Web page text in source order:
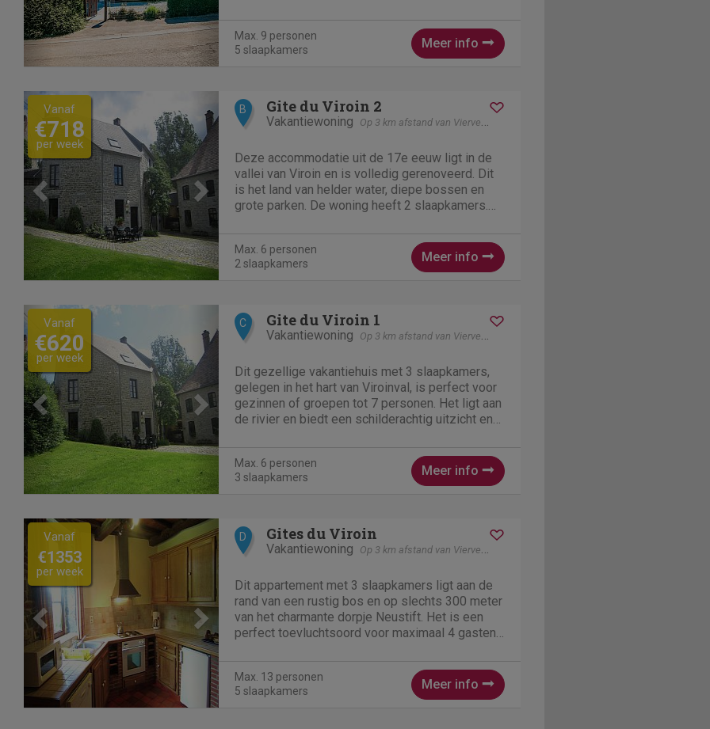
te ontspannen en tot rust te komen....
Max. 9 personen
5 slaapkamers
Meer info
Previous Next
Vanaf
€718
per week
B Gite du Viroin 2
Vakantiewoning Op 3 km afstand van Vierves-Sur-Viroin
Deze accommodatie uit de 17e eeuw ligt in de
vallei van Viroin en is volledig gerenoveerd. Dit
is het land van helder water, diepe bossen en
grote parken. De woning heeft 2 slaapkamers.
huren en vissen...
Max. 6 personen
2 slaapkamers
Meer info
Previous Next
Vanaf
€620
per week
C Gite du Viroin 1
Vakantiewoning Op 3 km afstand van Vierves-Sur-Viroin
Dit gezellige vakantiehuis met 3 slaapkamers,
gelegen in het hart van Viroinval, is perfect voor
gezinnen of groepen tot 7 personen. Het ligt aan
de rivier en biedt een schilderachtig uitzicht en
terras, een...
Max. 6 personen
3 slaapkamers
Meer info
Previous Next
Vanaf
€1353
per week
D Gites du Viroin
Vakantiewoning Op 3 km afstand van Vierves-Sur-Viroin
Dit appartement met 3 slaapkamers ligt aan de
rand van een rustig bos en op slechts 300 meter
van het charmante dorpje Neustift. Het is een
perfect toevluchtsoord voor maximaal 4 gasten.
genieten van de...
Max. 13 personen
5 slaapkamers
Meer info